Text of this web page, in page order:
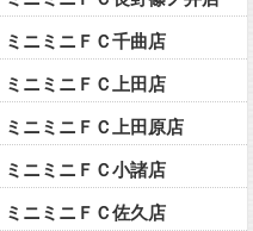
ミニミニＦＣ千曲店
ミニミニＦＣ上田店
ミニミニＦＣ上田原店
ミニミニＦＣ小諸店
ミニミニＦＣ佐久店